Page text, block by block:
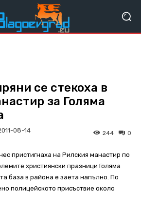
се стекоха в
за Голяма
08-14 0
244
пристигнаха на Рилския манастир по
християнски празници Голяма
база в района е заета напълно. По
полицейското присъствие около